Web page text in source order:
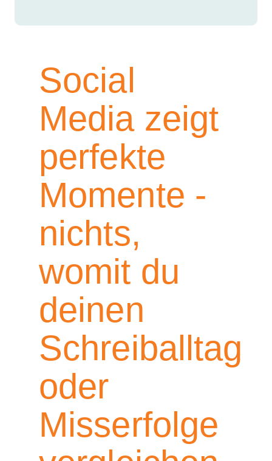
Social
Media zeigt
perfekte
Momente -
nichts,
womit du
deinen
Schreiballtag
oder
Misserfolge